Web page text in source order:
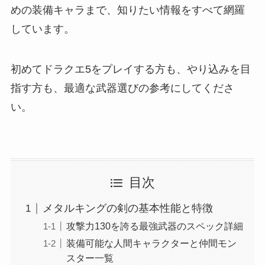
めの装備キャラまで、知りたい情報をすべて網羅
しています。
初めてドラクエ5をプレイする方も、やり込みを目
指す方も、最適な武器選びの参考にしてくださ
い。
目次
メタルキングの剣の基本性能と特徴
攻撃力130を誇る最強武器のスペック詳細
装備可能な人間キャラクターと仲間モン
スター一覧